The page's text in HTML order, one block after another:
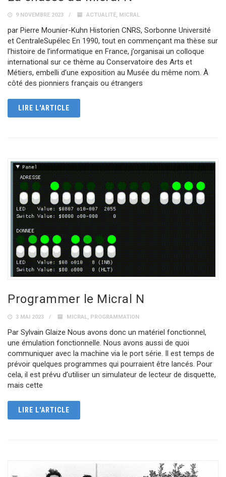
9 NOVEMBRE 2023 ACTUALITÉ, MICRAL
par Pierre Mounier-Kuhn Historien CNRS, Sorbonne Université
et CentraleSupélec En 1990, tout en commençant ma thèse sur
l’histoire de l’informatique en France, j’organisai un colloque
international sur ce thème au Conservatoire des Arts et
Métiers, embelli d’une exposition au Musée du même nom. À
côté des pionniers français ou étrangers
LIRE L'ARTICLE
Programmer le Micral N
3 MAI 2023 MICRAL, PROGRAMMATION
Par Sylvain Glaize Nous avons donc un matériel fonctionnel,
une émulation fonctionnelle. Nous avons aussi de quoi
communiquer avec la machine via le port série. Il est temps de
prévoir quelques programmes qui pourraient être lancés. Pour
cela, il est prévu d’utiliser un simulateur de lecteur de disquette,
mais cette
LIRE L'ARTICLE